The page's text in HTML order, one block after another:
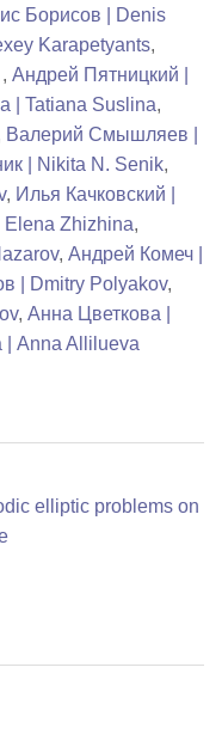
Борисов | Denis
Karapetyants,
, Андрей Пятницкий |
| Tatiana Suslina,
Валерий Смышляев |
| Nikita N. Senik,
, Илья Качковский |
Zhizhina,
, Андрей Комеч |
| Dmitry Polyakov,
, Анна Цветкова |
Anna Allilueva
elliptic problems on